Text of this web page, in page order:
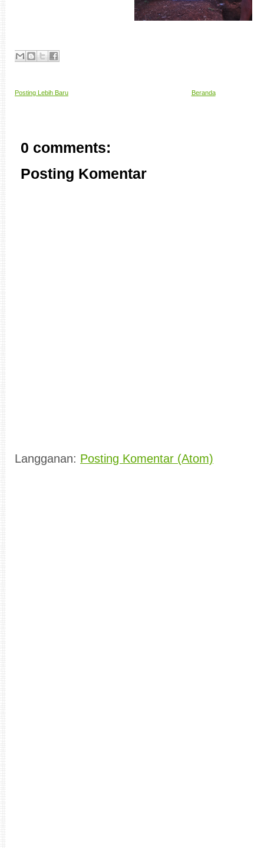
Posting Lebih Baru Beranda
0 comments:
Posting Komentar
Langganan: Posting Komentar (Atom)